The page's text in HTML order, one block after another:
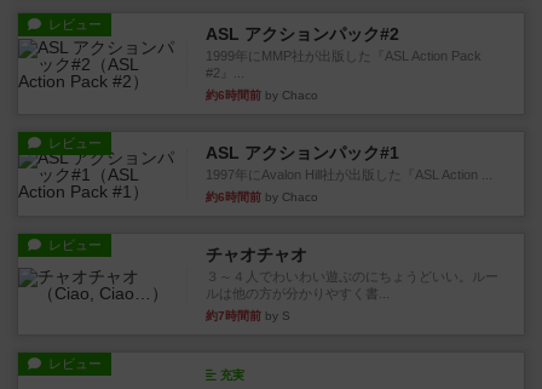
レビュー ASL アクションパック#2
1999年にMMP社が出版した『ASL Action Pack
#2』...
約6時間前 by Chaco
レビュー ASL アクションパック#1
1997年にAvalon Hill社が出版した『ASL Action ...
約6時間前 by Chaco
レビュー チャオチャオ
３～４人でわいわい遊ぶのにちょうどいい。ルー
ルは他の方が分かりやすく書...
約7時間前 by S
レビュー
充実